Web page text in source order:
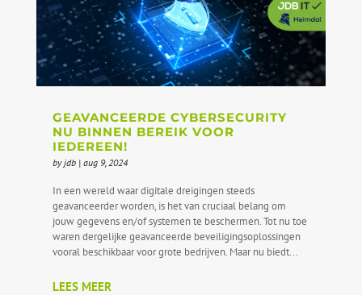
GEAVANCEERDE CYBERSECURITY
NU BINNEN BEREIK VOOR
IEDEREEN!
byjdb| aug 9, 2024
In een wereld waar digitale dreigingen steeds
geavanceerder worden, is het van cruciaal belang om
jouw gegevens en/of systemen te beschermen. Tot nu toe
waren dergelijke geavanceerde beveiligingsoplossingen
vooral beschikbaar voor grote bedrijven. Maar nu biedt...
LEES MEER